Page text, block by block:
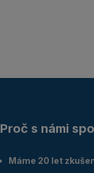
Proč s námi
Máme 20 let